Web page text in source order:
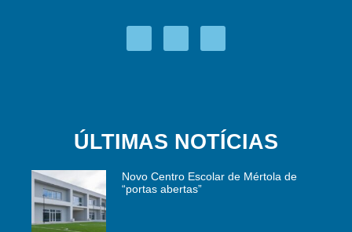
ÚLTIMAS NOTÍCIAS
Novo Centro Escolar de Mértola de
“portas abertas”